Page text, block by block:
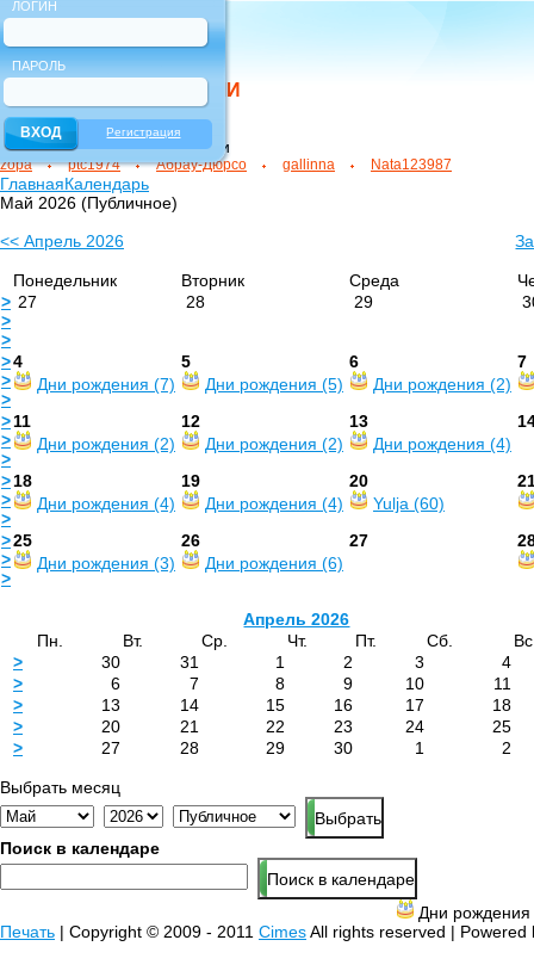
ЛОГИН
ПАРОЛЬ
Регистрация
НОВЫЕ ПОЛЬЗОВАТЕЛИ
зарегистрированные новички
zopa ptc1974 Абрау-Дюрсо gallinna Nata123987
ГлавнаяКалендарь
Май 2026 (Публичное)
<< Апрель 2026
Понедельник Вторник Среда
>
>
>
27 28 29
>
>
>
4
Дни рождения (7)
5
Дни рождения (5)
6
Дни рождения (2)
7
>
>
>
11
Дни рождения (2)
12
Дни рождения (2)
13
Дни рождения (4)
>
>
>
18
Дни рождения (4)
19
Дни рождения (4)
20
Yulja (60)
>
>
>
25
Дни рождения (3)
26
Дни рождения (6)
27
Апрель 2026
Пн.
Вт. Ср. Чт. Пт. Сб.
>
30 31 1 2 3
4
>
6 7 8 9 10
11
>
13 14 15 16 17
18
>
20 21 22 23 24
25
>
27 28 29 30 1 2
Выбрать месяц
Поиск в календаре
Дни
Печать | Copyright © 2009 - 2011 CimesAll rights reserved |